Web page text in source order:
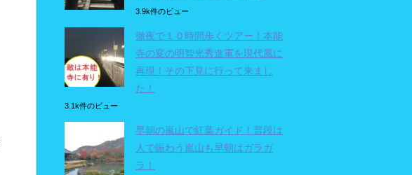
3.9k件のビュー
徹夜で１０時間歩くツアー！本能
寺の変の明智光秀進軍を現代風に
再現！その下見に行って来まし
た！
3.1k件のビュー
早朝の嵐山で紅葉ガイド！普段は
人で賑わう嵐山も早朝はガラガ
ラ！